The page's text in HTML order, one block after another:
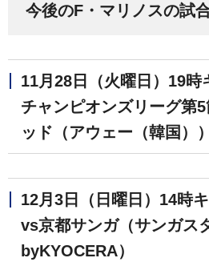
今後のF・マリノスの試
11月28日（火曜日）19時
チャンピオンズリーグ第
ッド（アウェー（韓国））
12月3日（日曜日）14時
vs京都サンガ（サンガス
byKYOCERA）